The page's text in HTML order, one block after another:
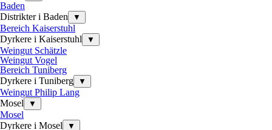
Baden
Distrikter i Baden
▼
Bereich Kaiserstuhl
Dyrkere i Kaiserstuhl
▼
Weingut Schätzle
Weingut Vogel
Bereich Tuniberg
Dyrkere i Tuniberg
▼
Weingut Philip Lang
Mosel
▼
Mosel
Dyrkere i Mosel
▼